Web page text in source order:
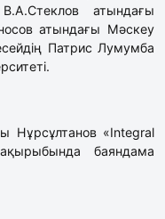
атындағы
атындағы Мәскеу
Патрис Лумумба
Нұрсұлтанов «Integral
баяндама